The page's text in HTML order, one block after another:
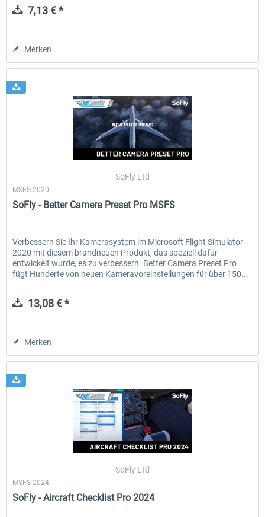
7,13 € *
Merken
SoFly Ltd
MSFS 2020
SoFly - Better Camera Preset Pro MSFS
Verbessern Sie Ihr Kamerasystem im Microsoft Flight Simulator
2020 mit diesem brandneuen Produkt, das speziell dafür
entwickelt wurde, es zu verbessern. Better Camera Preset Pro
fügt Hunderte von neuen Kameravoreinstellungen für über 150...
13,08 € *
Merken
SoFly Ltd
MSFS 2024
SoFly - Aircraft Checklist Pro 2024